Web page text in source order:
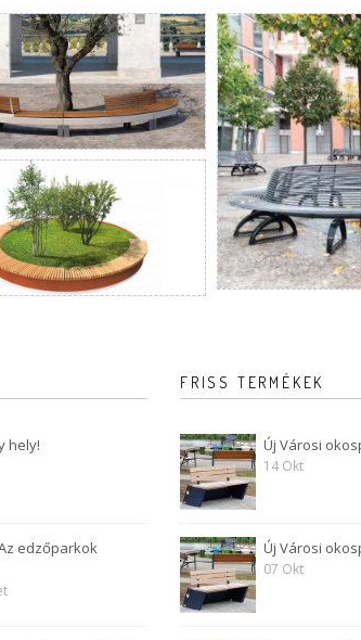
hely!
edzőparkok
FRISS TERMÉKEK
Új Városi
14 Okt
Új Városi
07 Okt